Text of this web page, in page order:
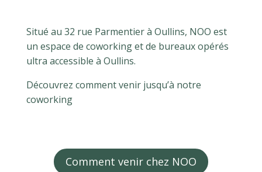
Situé au 32 rue Parmentier à Oullins, NOO est
un espace de coworking et de bureaux opérés
ultra accessible à Oullins.
Découvrez comment venir jusqu’à notre
coworking
Comment venir chez NOO